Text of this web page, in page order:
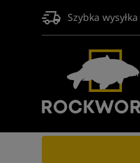
Szybka wysyłka